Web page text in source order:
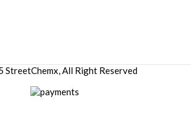
StreetChemx, All Right Reserved